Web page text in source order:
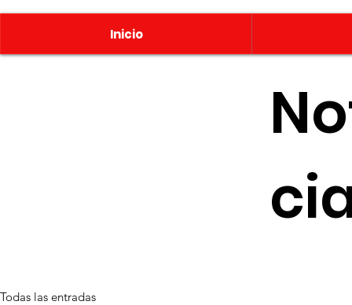
Todas las entradas
Inicio